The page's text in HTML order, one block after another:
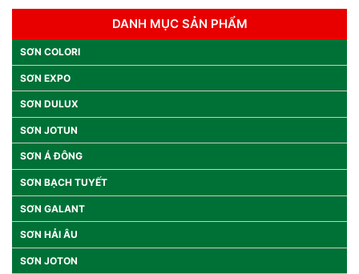
DANH MỤC SẢN PHẨM
SƠN COLORI
SƠN EXPO
SƠN DULUX
SƠN JOTUN
SƠN Á ĐÔNG
SƠN BẠCH TUYẾT
SƠN GALANT
SƠN HẢI ÂU
SƠN JOTON